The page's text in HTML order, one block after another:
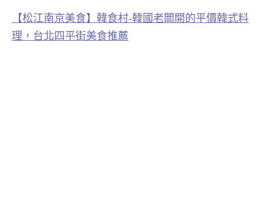
【松江南京美食】韓食村-韓國老闆開的平價韓式料
理，台北四平街美食推薦